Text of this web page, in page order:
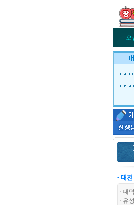
오
• 대
대
유